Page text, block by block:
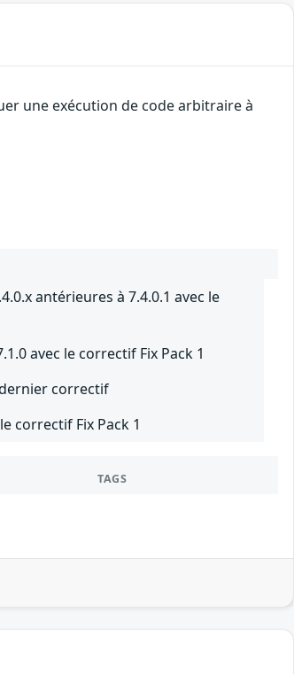
une exécution de code arbitraire à
antérieures à 7.4.0.1 avec le
avec le correctif Fix Pack 1
correctif
correctif Fix Pack 1
TAGS